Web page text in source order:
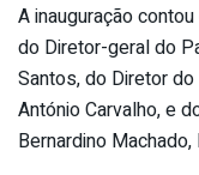
A inauguração
do Diretor-geral do
Santos, do Diretor
António Carvalho, e
Bernardino Machado,